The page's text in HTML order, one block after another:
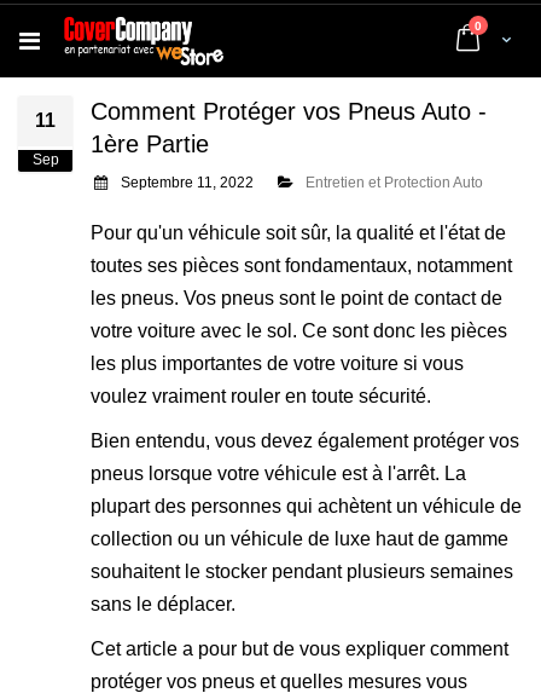
Cart
0 articles
11
Sep
Comment Protéger vos Pneus Auto -
1ère Partie
Septembre 11, 2022 Entretien et Protection Auto
Pour qu'un véhicule soit sûr, la qualité et l'état de
toutes ses pièces sont fondamentaux, notamment
les pneus. Vos pneus sont le point de contact de
votre voiture avec le sol. Ce sont donc les pièces
les plus importantes de votre voiture si vous
voulez vraiment rouler en toute sécurité.
Bien entendu, vous devez également protéger vos
pneus lorsque votre véhicule est à l'arrêt. La
plupart des personnes qui achètent un véhicule de
collection ou un véhicule de luxe haut de gamme
souhaitent le stocker pendant plusieurs semaines
sans le déplacer.
Cet article a pour but de vous expliquer comment
protéger vos pneus et quelles mesures vous